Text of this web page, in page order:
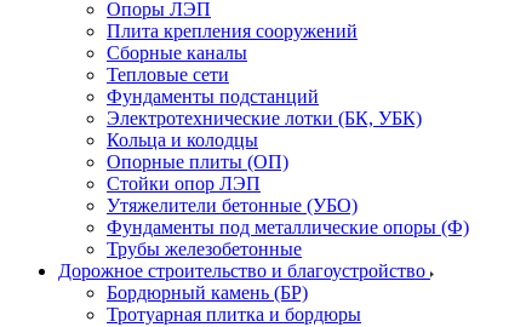
Опоры ЛЭП
Плита крепления сооружений
Сборные каналы
Тепловые сети
Фундаменты подстанций
Электротехнические лотки (БК, УБК)
Кольца и колодцы
Опорные плиты (ОП)
Стойки опор ЛЭП
Утяжелители бетонные (УБО)
Фундаменты под металлические опоры (Ф)
Трубы железобетонные
Дорожное строительство и благоустройство
Бордюрный камень (БР)
Тротуарная плитка и бордюры